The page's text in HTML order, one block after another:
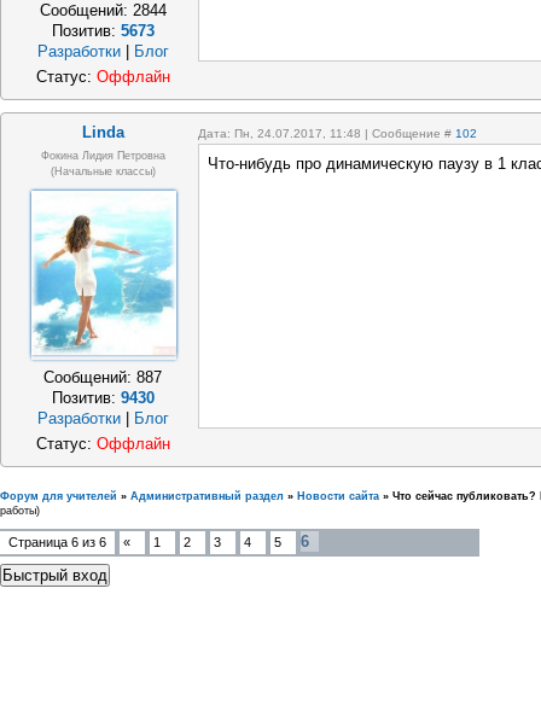
Сообщений: 2844
Позитив: 5673
Разработки
Блог
Статус: Оффлайн
Linda Дата: Пн, 24.07.2017, 11:48 | Сообщение # 102
Фокина Лидия Петровна
(начальные классы)
Сообщений:887
Позитив: 9430
Разработки | Блог
Что-нибудь про динамическую паузу в 1
Статус: Оффлайн
Форум для учителей » Административный раздел » Новости сайта » Что сейчас публиковать?
работы)
Страница 6 из 6 « 1 2 3 4 5 6